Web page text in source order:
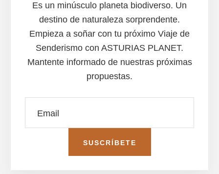
Es un minúsculo planeta biodiverso. Un
destino de naturaleza sorprendente.
Empieza a soñar con tu próximo Viaje de
Senderismo con ASTURIAS PLANET.
Mantente informado de nuestras próximas
propuestas.